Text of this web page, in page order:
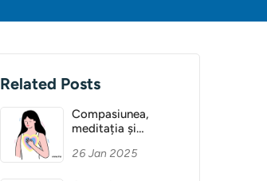
Related Posts
Compasiunea,
meditația și
26 Jan 2025